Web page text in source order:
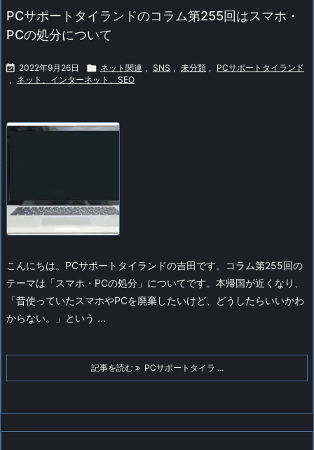
PCサポートタイランドのコラム第255回はスマホ・
PCの処分について
 2022年9月26日  ネット関連 , SNS , 未分類 , PCサポートタイランド
, ネット、インターネット、SEO
こんにちは。PCサポートタイランドの吉田です。
コラム第255回の
テーマは「スマホ・PCの処分」についてです。 本帰国が近くなり、
「昔使っていたスマホやPCを廃棄したいけど、どうしたらいいかわ
からない。」という ...
記事を読む PCサポートタイラ ...